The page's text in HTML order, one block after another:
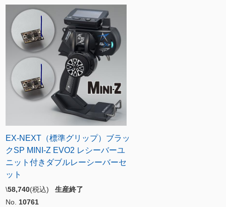
EX-NEXT（標準グリップ）ブラッ
クSP MINI-Z EVO2 レシーバーユ
ニット付きダブルレーシーバーセ
ット
\58,740(税込) 生産終了
No. 10761